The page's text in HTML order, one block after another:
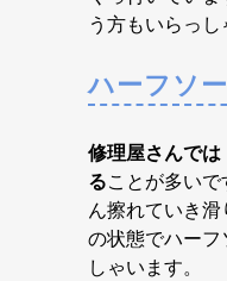
う方もいらっし
ハーフソ
修理屋さんで
ることが多い
ん擦れていき
の状態でハーフ
しゃいます。